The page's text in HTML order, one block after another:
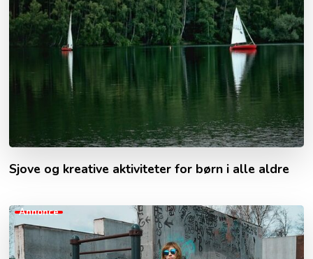
Sjove og kreative aktiviteter for børn i alle aldre
Annonce